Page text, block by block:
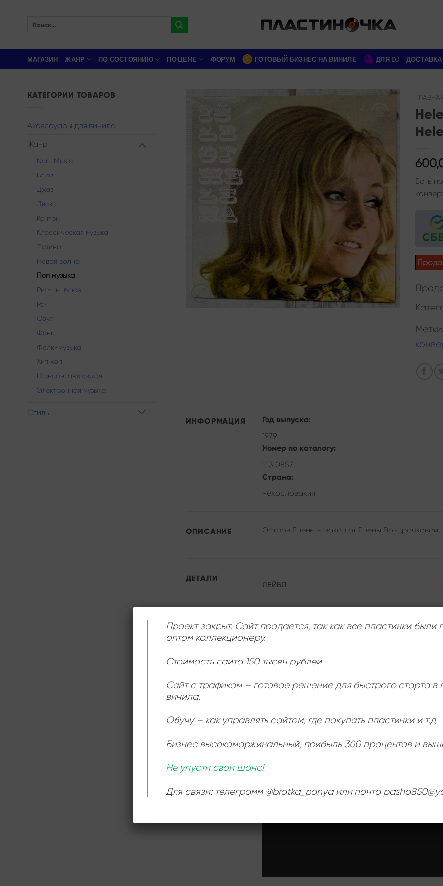
МАГАЗИН ЖАНР ПО СОСТОЯНИЮ ПО ЦЕНЕ ФОРУМ ГОТОВЫЙ БИЗНЕС НА ВИНИЛЕ ДЛЯ DJ
КАТЕГОРИИ ТОВАРОВ
Аксессуары для винила
Жанр
Non-Music
Блюз
Джаз
Диско
Кантри
Классическая музыка
Латино
Новая волна
Поп музыка
Ритм-н-блюз
Рок
Соул
Фанк
Фолк-музыка
Хип хоп
Шансон, авторская
Электронная музыка
Стиль
ГЛАВНАЯ
Есть
Метки:
ИНФОРМАЦИЯ
Год выпуска:
1979
Номер по каталогу:
1 13 0857
Страна:
Чехословакия
ОПИСАНИЕ Остров Елены – вокал от Елены Вондрачковой,
ДЕТАЛИ
ЛЕЙБЛ
Проект закрыт. Сайт продается, так как все пластинки были
оптом коллекционеру.
Стоимость сайта 150 тысяч рублей.
Сайт с трафиком – готовое решение для быстрого старта в
винила.
Обучу – как управлять сайтом, где покупать пластинки и т.д.
Бизнес высокомаржинальный, прибыль 300 процентов и
Не упусти свой шанс!
Для связи: телеграмм @bratka_panya или почта